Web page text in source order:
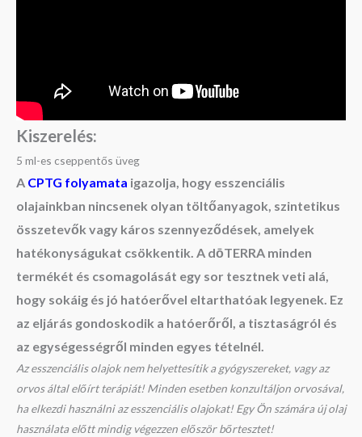
Kiszerelés:
5 ml-es cseppentős üveg
A CPTG folyamata igazolja, hogy esszenciális
olajainkban nincsenek olyan töltőanyagok, szintetikus
összetevők vagy káros szennyeződések, amelyek
hatékonyságukat csökkentik. A dōTERRA minden
termékét és csomagolását egy sor tesztnek veti alá,
hogy sokáig és jó hatóerővel eltarthatóak legyenek. Ez
az eljárás gondoskodik a hatóerőről, a tisztaságról és
az egységességről minden egyes tételnél.
Az esszenciális olajok nem helyettesítik a gyógyszereket, vagy az
orvos által előírt terápiát! Minden esetben konzultáljon orvosával,
ha elkezdi használni az esszenciális olajokat! Egy Ön számára új olaj
használata előtt mindig végezzen először bőrtesztet!